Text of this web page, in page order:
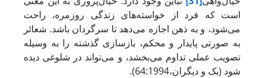
است که فرد از خواسته‌های زندگی روزمره، راحت
می‌شود، و به ذهن اجازه می‌دهد تا سرگردان باشد. شعائر
به صورتی پایدار و محکم، بازسازی گذشته را به وسیله
تصویب عملی تداوم می‌بخشد، و می‌تواند در شلوغی دیده
شود (بک و دیگران،64:1994).